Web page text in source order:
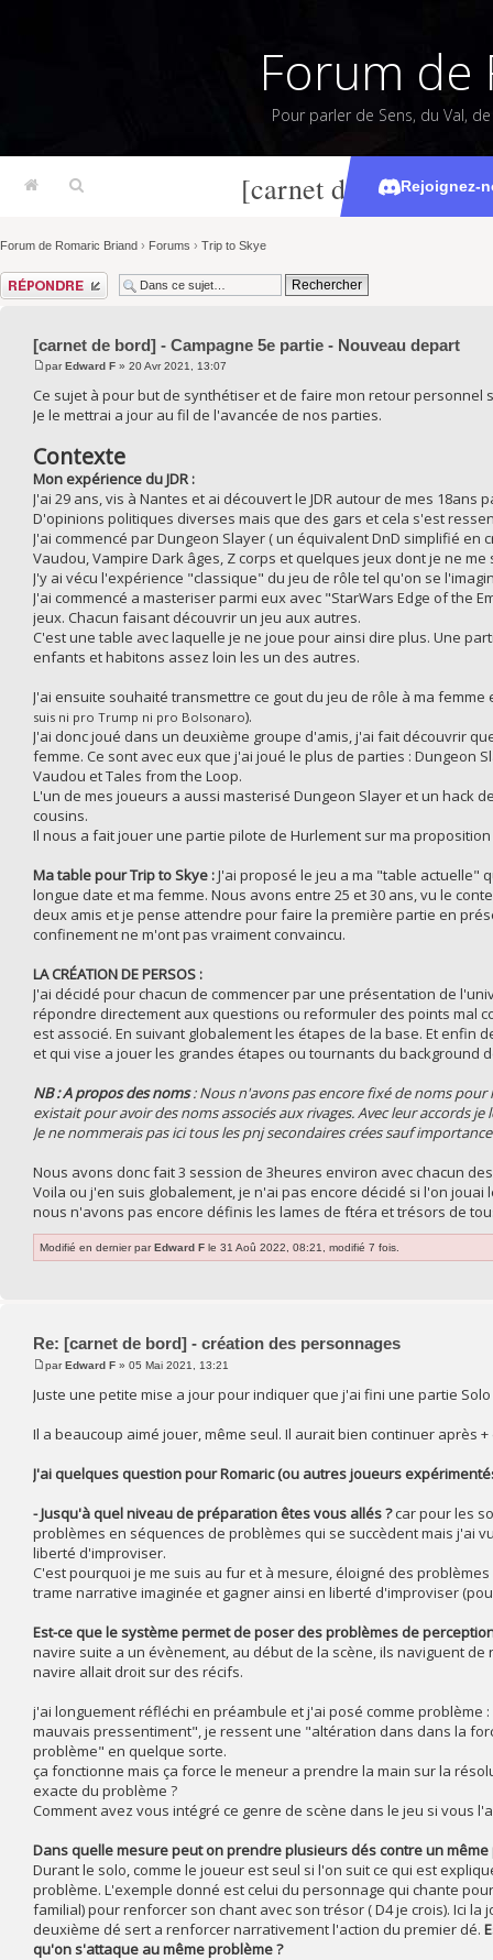
Forum de
Pour parler de Sens, du Val,
Rejoignez-
[carnet de bord] -
Forum de Romaric Briand › Forums › Trip to Skye
Répondre
[carnet de bord] - Campagne 5e partie - Nouveau depart
parEdward F » 20 Avr 2021, 13:07
Ce sujet à pour but de synthétiser et de faire mon retour personnel
Je le mettrai a jour au fil de l'avancée de nos parties.
Contexte
Mon expérience du JDR :
J'ai 29 ans, vis à Nantes et ai découvert le JDR autour de mes
D'opinions politiques diverses mais que des gars et cela s'est
J'ai commencé par Dungeon Slayer ( un équivalent DnD simplifié
Vaudou, Vampire Dark âges, Z corps et quelques jeux dont je ne
J'y ai vécu l'expérience "classique" du jeu de rôle tel qu'on se
J'ai commencé a masteriser parmi eux avec "StarWars Edge of the
jeux. Chacun faisant découvrir un jeu aux autres.
C'est une table avec laquelle je ne joue pour ainsi dire plus. Une
enfants et habitons assez loin les un des autres.
J'ai ensuite souhaité transmettre ce gout du jeu de rôle à ma
suis ni pro Trump ni pro Bolsonaro).
J'ai donc joué dans un deuxième groupe d'amis, j'ai fait découvrir
femme. Ce sont avec eux que j'ai joué le plus de parties : Dungeon
Vaudou et Tales from the Loop.
L'un de mes joueurs a aussi masterisé Dungeon Slayer et un hack
cousins.
Il nous a fait jouer une partie pilote de Hurlement sur ma
Ma table pour Trip to Skye :J'ai proposé le jeu a ma "table actuelle"
longue date et ma femme. Nous avons entre 25 et 30 ans, vu le
deux amis et je pense attendre pour faire la première partie en
confinement ne m'ont pas vraiment convaincu.
LA CRÉATION DE PERSOS :
J'ai décidé pour chacun de commencer par une présentation de
répondre directement aux questions ou reformuler des points mal
est associé. En suivant globalement les étapes de la base. Et
et qui vise a jouer les grandes étapes ou tournants du background
NB : A propos des noms: Nous n'avons pas encore fixé de noms
existait pour avoir des noms associés aux rivages. Avec leur accords
Je ne nommerais pas ici tous les pnj secondaires crées sauf
Nous avons donc fait 3 session de 3heures environ avec chacun
Voila ou j'en suis globalement, je n'ai pas encore décidé si l'on
nous n'avons pas encore définis les lames de ftéra et trésors de
Modifié en dernier parEdward F le 31 Aoû 2022, 08:21, modifié 7 fois.
Re: [carnet de bord] - création des personnages
parEdward F » 05 Mai 2021, 13:21
Juste une petite mise a jour pour indiquer que j'ai fini une partie
Il a beaucoup aimé jouer, même seul. Il aurait bien continuer après
J'ai quelques question pour Romaric (ou autres joueurs
- Jusqu'à quel niveau de préparation êtes vous allés ?car pour les
problèmes en séquences de problèmes qui se succèdent mais j'ai
liberté d'improviser.
C'est pourquoi je me suis au fur et à mesure, éloigné des
trame narrative imaginée et gagner ainsi en liberté d'improviser
Est-ce que le système permet de poser des problèmes de
navire suite a un évènement, au début de la scène, ils naviguent
navire allait droit sur des récifs.
j'ai longuement réfléchi en préambule et j'ai posé comme problème :
mauvais pressentiment", je ressent une "altération dans dans la
problème" en quelque sorte.
ça fonctionne mais ça force le meneur a prendre la main sur la
exacte du problème ?
Comment avez vous intégré ce genre de scène dans le jeu si vous
Dans quelle mesure peut on prendre plusieurs dés contre un
Durant le solo, comme le joueur est seul si l'on suit ce qui est
problème. L'exemple donné est celui du personnage qui chante
familial) pour renforcer son chant avec son trésor ( D4 je crois). Ici
deuxième dé sert a renforcer narrativement l'action du premier dé.
qu'on s'attaque au même problème ?